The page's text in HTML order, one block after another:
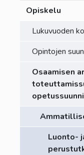
Opiskelu
Lukuvuoden
Opintojen
Osaamisen
Luonto-